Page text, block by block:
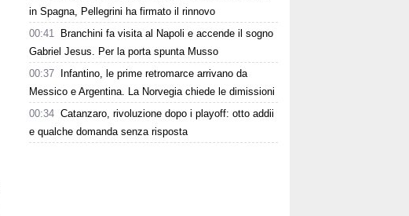
in Spagna, Pellegrini ha firmato il rinnovo
00:41
Branchini fa visita al Napoli e accende il sogno
Gabriel Jesus. Per la porta spunta Musso
00:37
Infantino, le prime retromarce arrivano da
Messico e Argentina. La Norvegia chiede le dimissioni
00:34 Catanzaro, rivoluzione dopo i playoff: otto addii
e qualche domanda senza risposta